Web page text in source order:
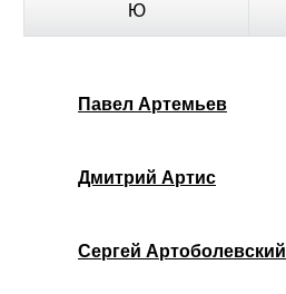
Ю
Павел Артемьев
Дмитрий Артис
Сергей Артоболевский